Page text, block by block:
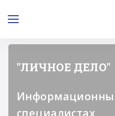
Курс “Игры